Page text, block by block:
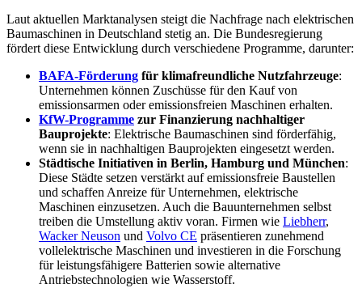
Laut aktuellen Marktanalysen steigt die Nachfrage nach elektrischen
Baumaschinen in Deutschland stetig an. Die Bundesregierung
fördert diese Entwicklung durch verschiedene Programme, darunter:
BAFA-Förderung für klimafreundliche Nutzfahrzeuge:
Unternehmen können Zuschüsse für den Kauf von
emissionsarmen oder emissionsfreien Maschinen erhalten.
KfW-Programme zur Finanzierung nachhaltiger
Bauprojekte: Elektrische Baumaschinen sind förderfähig,
wenn sie in nachhaltigen Bauprojekten eingesetzt werden.
Städtische Initiativen in Berlin, Hamburg und München:
Diese Städte setzen verstärkt auf emissionsfreie Baustellen
und schaffen Anreize für Unternehmen, elektrische
Maschinen einzusetzen. Auch die Bauunternehmen selbst
treiben die Umstellung aktiv voran. Firmen wie Liebherr,
Wacker Neuson und Volvo CE präsentieren zunehmend
vollelektrische Maschinen und investieren in die Forschung
für leistungsfähigere Batterien sowie alternative
Antriebstechnologien wie Wasserstoff.